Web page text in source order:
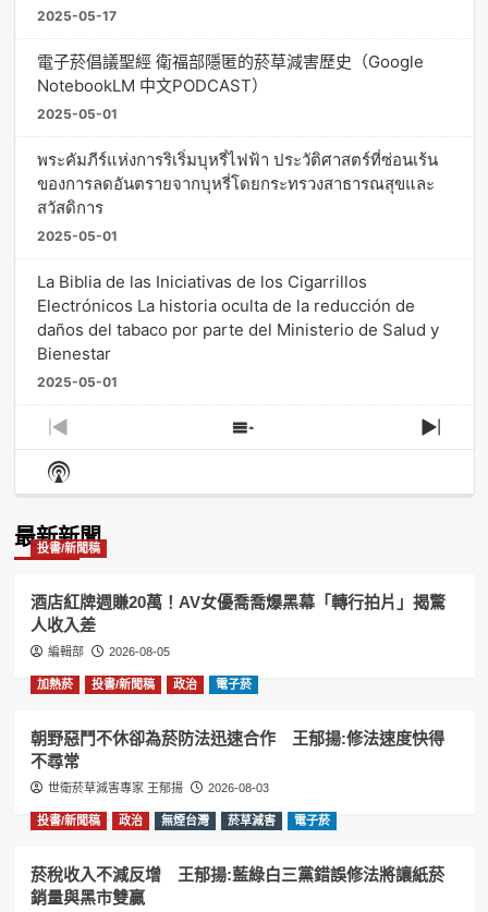
2025-05-17
電子菸倡議聖經 衛福部隱匿的菸草減害歷史（Google
NotebookLM 中文PODCAST）
2025-05-01
พระคัมภีร์แห่งการริเริ่มบุหรี่ไฟฟ้า ประวัติศาสตร์ที่ซ่อนเร้น
ของการลดอันตรายจากบุหรี่โดยกระทรวงสาธารณสุขและ
สวัสดิการ
2025-05-01
La Biblia de las Iniciativas de los Cigarrillos
Electrónicos La historia oculta de la reducción de
daños del tabaco por parte del Ministerio de Salud y
Bienestar
2025-05-01
Previous
Episode
Show
Episodes
Next
Show
Podcast
最新新聞
投書/新聞稿
酒店紅牌週賺20萬！AV女優喬喬爆黑幕「轉行拍片」揭驚
人收入差
編輯部 2026-08-05
加熱菸 投書/新聞稿 政治 電子菸
朝野惡鬥不休卻為菸防法迅速合作 王郁揚:修法速度快得
不尋常
世衛菸草減害專家 王郁揚 2026-08-03
投書/新聞稿 政治 無煙台灣 菸草減害 電子菸
菸稅收入不減反增 王郁揚:藍綠白三黨錯誤修法將讓紙菸
銷量與黑市雙贏